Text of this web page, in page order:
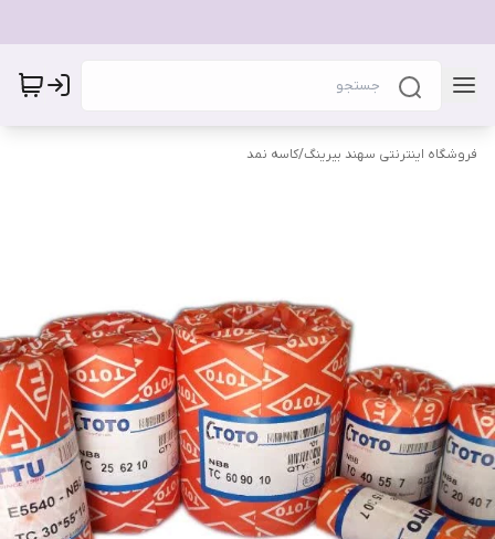
فروشگاه اینترنتی سهند بیرینگ/کاسه نمد